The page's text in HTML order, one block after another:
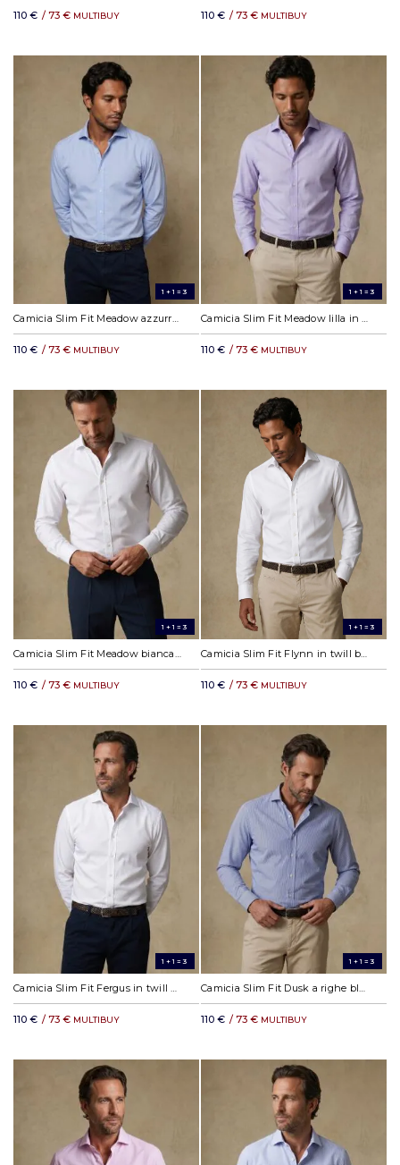
110 € / 73 € MULTIBUY 110 € / 73 € MULTIBUY
1+1=3
Camicia Slim Fit Meadow azzurra in cotone e Tencel
110 € / 73 € MULTIBUY
1+1=3
Camicia Slim Fit Meadow lilla in cotone e Tencel
110 € / 73 € MULTIBUY
1+1=3
110 € / 73 € MULTIBUY
1+1=3
110 € / 73 € MULTIBUY
1+1=3
Camicia Slim Fit Fergus in twill bianca
110 € / 73 € MULTIBUY
1+1=3
Camicia Slim Fit Dusk a righe blu navy
110 € / 73 € MULTIBUY